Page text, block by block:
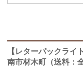
【レターパックライ
南市材木町（送料：